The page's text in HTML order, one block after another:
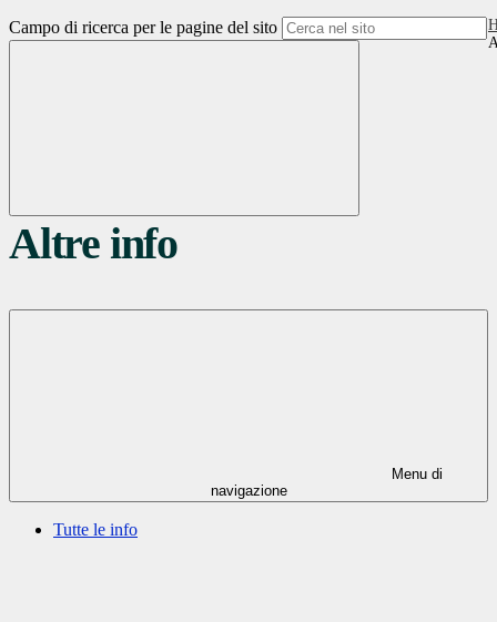
Campo di ricerca per le pagine del sito
Altre info
Menu di
navigazione
Tutte le info